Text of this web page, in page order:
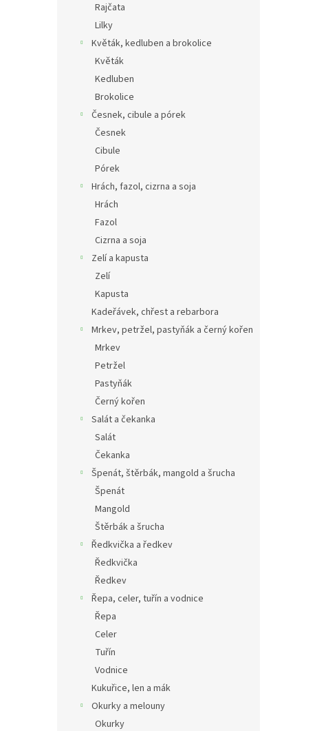
Rajčata
Lilky
Květák, kedluben a brokolice
Květák
Kedluben
Brokolice
Česnek, cibule a pórek
Česnek
Cibule
Pórek
Hrách, fazol, cizrna a soja
Hrách
Fazol
Cizrna a soja
Zelí a kapusta
Zelí
Kapusta
Kadeřávek, chřest a rebarbora
Mrkev, petržel, pastyňák a černý kořen
Mrkev
Petržel
Pastyňák
Černý kořen
Salát a čekanka
Salát
Čekanka
Špenát, štěrbák, mangold a šrucha
Špenát
Mangold
Štěrbák a šrucha
Ředkvička a ředkev
Ředkvička
Ředkev
Řepa, celer, tuřín a vodnice
Řepa
Celer
Tuřín
Vodnice
Kukuřice, len a mák
Okurky a melouny
Okurky